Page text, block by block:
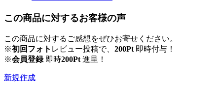
この商品に対するお客様の声
この商品に対するご感想をぜひお寄せください。
※初回フォト レビュー投稿で、 200Pt 即時付与！
※会員登録即時200Pt 進呈！
新規作成